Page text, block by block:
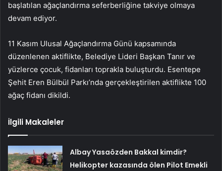
başlatılan ağaçlandırma seferberliğine takviye olmaya
devam ediyor.
11 Kasım Ulusal Ağaçlandırma Günü kapsamında
düzenlenen aktiflikte, Belediye Lideri Başkan Tanır ve
yüzlerce çocuk, fidanları toprakla buluşturdu. Esentepe
Şehit Eren Bülbül Parkı’nda gerçekleştirilen aktiflikte 100
ağaç fidanı dikildi.
İlgili Makaleler
Albay Yasaözden Bakkal kimdir?
Helikopter kazasında ölen Pilot Emekli